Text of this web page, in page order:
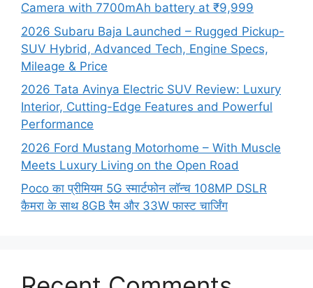
Camera with 7700mAh battery at ₹9,999
2026 Subaru Baja Launched – Rugged Pickup-
SUV Hybrid, Advanced Tech, Engine Specs,
Mileage & Price
2026 Tata Avinya Electric SUV Review: Luxury
Interior, Cutting-Edge Features and Powerful
Performance
2026 Ford Mustang Motorhome – With Muscle
Meets Luxury Living on the Open Road
Poco का प्रीमियम 5G स्मार्टफोन लॉन्च 108MP DSLR
कैमरा के साथ 8GB रैम और 33W फास्ट चार्जिंग